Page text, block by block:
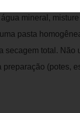
mineral,
pasta
secagem total. Não
preparação (potes,